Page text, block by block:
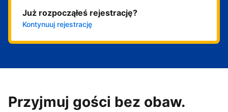
Już rozpocząłeś rejestrację?
Kontynuuj rejestrację
Przyjmuj gości bez obaw.